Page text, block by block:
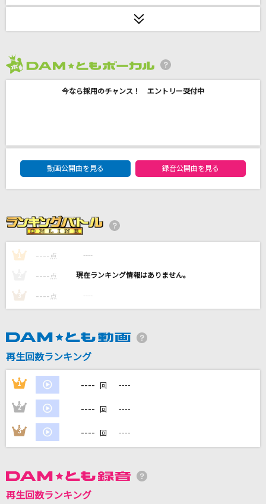
爆音CYCLONE「耳元ギンギン2K7」
CHEHON
Brand New
Mrs. GREEN APPLE
逃げ水
EYE
DAMの新曲・ランキングなど
DAMに会員登録・ログインして
カラオケをもっと楽しもう！
今なら採用のチャンス！ エントリー受付中
DAM★ともボーカルエントリーランキング
動画公開曲を見る
録音公開曲を見る
1 ---- 点 ----
---- 点 ----
3 ---- 点 ----
再生回数ランキング
1 ---- 回 ----
2 ---- 回 ----
3 ---- 回 ----
再生回数ランキング